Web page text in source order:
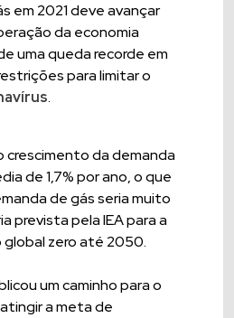
em 2021 deve avançar
da economia
uma queda recorde em
para limitar o
.
crescimento da demanda
de 1,7% por ano, o que
de gás seria muito
prevista pela IEA para a
zero até 2050.
um caminho para o
a meta de